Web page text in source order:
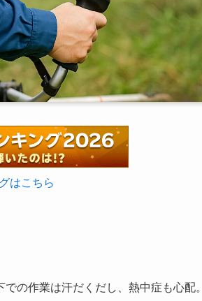
はこちら
の作業は汗だくだし、熱中症も心配。